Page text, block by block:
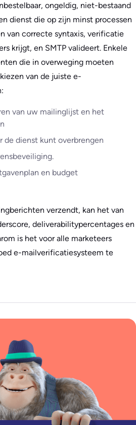
ongeldig, niet-bestaand
dienst die op zijn minst processen
van correcte syntaxis, verificatie
krijgt, en SMTP valideert. Enkele
die in overweging moeten
van de juiste e-
van uw mailinglijst en het
de dienst kunt overbrengen
en budget
verzendt, kan het van
deliverabilitypercentages en
is het voor alle marketeers
e-mailverificatiesysteem te